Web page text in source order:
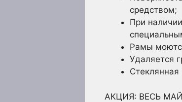
средством;
При
Рамы
Удаляется
АКЦИЯ: ВЕСЬ